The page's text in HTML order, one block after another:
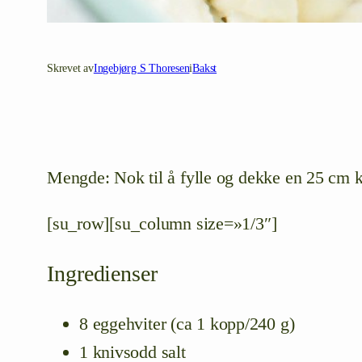
Skrevet avIngebjørg S ThoreseniBakst
Mengde: Nok til å fylle og dekke en 25 cm
[su_row][su_column size=»1/3″]
Ingredienser
8 eggehviter (ca 1 kopp/240 g)
1 knivsodd salt